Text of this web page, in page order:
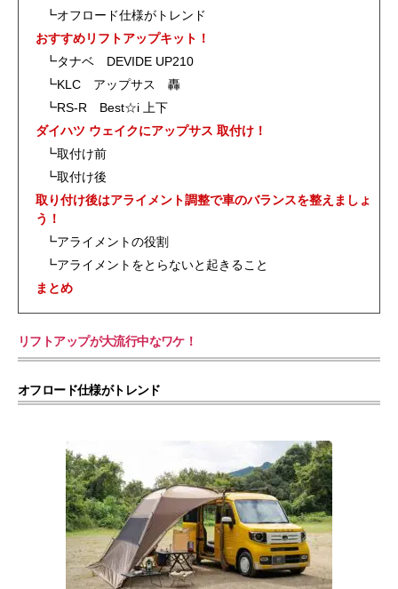
┗オフロード仕様がトレンド
おすすめリフトアップキット！
┗タナベ DEVIDE UP210
┗KLC アップサス 轟
┗RS-R Best☆i 上下
ダイハツ ウェイクにアップサス 取付け！
┗取付け前
┗取付け後
取り付け後はアライメント調整で車のバランスを整えましょ
う！
┗アライメントの役割
┗アライメントをとらないと起きること
まとめ
リフトアップが大流行中なワケ！
オフロード仕様がトレンド